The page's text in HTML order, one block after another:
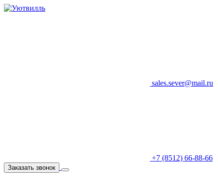
sales.sever@mail.ru
+7 (8512) 66-88-66
Заказать звонок